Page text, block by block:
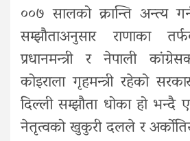
००७ सालको क्रान्ति अन्त्य
सम्झौताअनुसार राणाका
प्रधानमन्त्री र नेपाली
कोइराला गृहमन्त्री रहेको
दिल्ली सम्झौता धोका हो
नेतृत्वको खुकुरी दलले र